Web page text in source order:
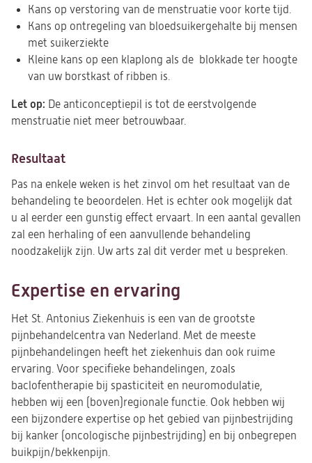
Kans op verstoring van de menstruatie voor korte tijd.
Kans op ontregeling van bloedsuikergehalte bij mensen
met suikerziekte
Kleine kans op een klaplong als de blokkade ter hoogte
van uw borstkast of ribben is.
Let op: De anticonceptiepil is tot de eerstvolgende
menstruatie niet meer betrouwbaar.
Resultaat
Pas na enkele weken is het zinvol om het resultaat van de
behandeling te beoordelen. Het is echter ook mogelijk dat
u al eerder een gunstig effect ervaart. In een aantal gevallen
zal een herhaling of een aanvullende behandeling
noodzakelijk zijn. Uw arts zal dit verder met u bespreken.
Expertise en ervaring
Het St. Antonius Ziekenhuis is een van de grootste
pijnbehandelcentra van Nederland. Met de meeste
pijnbehandelingen heeft het ziekenhuis dan ook ruime
ervaring. Voor specifieke behandelingen, zoals
baclofentherapie bij spasticiteit en neuromodulatie,
hebben wij een (boven)regionale functie. Ook hebben wij
een bijzondere expertise op het gebied van pijnbestrijding
bij kanker (oncologische pijnbestrijding) en bij onbegrepen
buikpijn/bekkenpijn.